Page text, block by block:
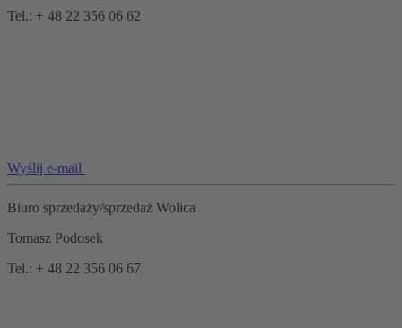
Tel.: + 48 22 356 06 62
Wyślij e-mail
Biuro sprzedaży/sprzedaż Wolica
Tomasz Podosek
Tel.: + 48 22 356 06 67